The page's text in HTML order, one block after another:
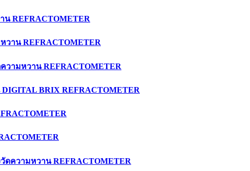
น REFRACTOMETER
หวาน REFRACTOMETER
ความหวาน REFRACTOMETER
BRIX REFRACTOMETER
วัดความหวาน REFRACTOMETER